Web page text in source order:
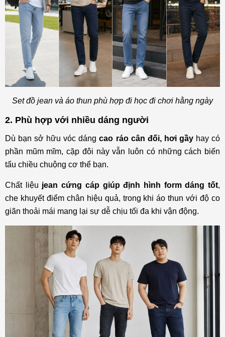
Set đồ jean và áo thun phù hợp đi học đi chơi hằng ngày
2. Phù hợp với nhiều dáng người
Dù bạn sở hữu vóc dángcao ráo cân đối, hơi gầyhay có
phần mũm mĩm, cặp đôi này vẫn luôn có những cách biến
tấu chiều chuộng cơ thể bạn.
Chất liệu jean cứng cáp giúp định hình form dáng tốt,
che khuyết điểm chân hiệu quả, trong khi áo thun với độ co
giãn thoải mái mang lại sự dễ chịu tối đa khi vận động.